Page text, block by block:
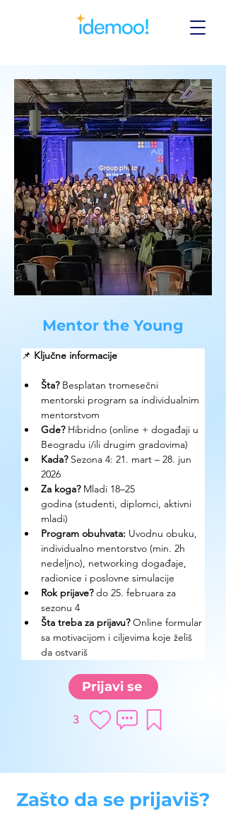
Mentor the Young
📌 Ključne informacije
Šta? Besplatan tromesečni
mentorski program sa individualnim
mentorstvom
Gde? Hibridno (online + događaji u
Beogradu i/ili drugim gradovima)
Kada? Sezona 4: 21. mart – 28. jun
2026
Za koga? Mladi 18–25
godina (studenti, diplomci, aktivni
mladi)
Program obuhvata: Uvodnu obuku,
individualno mentorstvo (min. 2h
nedeljno), networking događaje,
radionice i poslovne simulacije
Rok prijave? do 25. februara za
sezonu 4
Šta treba za prijavu? Online formular
sa motivacijom i ciljevima koje želiš
da ostvariš
Prijavi se
3
Zašto da se prijaviš?